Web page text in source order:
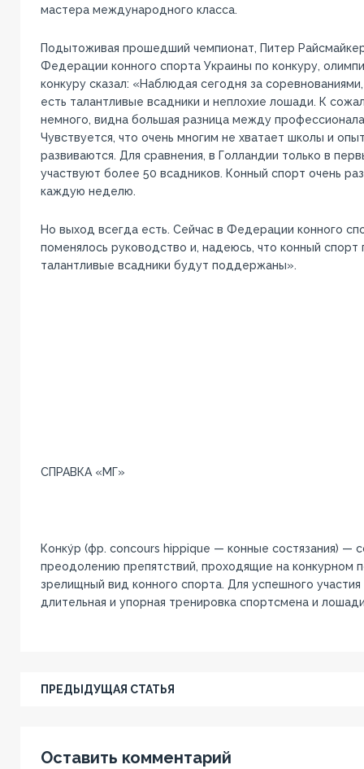
мастера международного класса.
Подытоживая прошедший чемпионат, Питер
Федерации конного спорта Украины по конкуру,
конкуру сказал: «Наблюдая сегодня за
есть талантливые всадники и неплохие лошади. К
немного, видна большая разница между
Чувствуется, что очень многим не хватает школы и
развиваются. Для сравнения, в Голландии только в
участвуют более 50 всадников. Конный спорт очень
каждую неделю.
Но выход всегда есть. Сейчас в Федерации конного
поменялось руководство и, надеюсь, что конный спорт
талантливые всадники будут поддержаны».
СПРАВКА «МГ»
Конку́р (фр. concours hippique — конные состязания) —
преодолению препятствий, проходящие на конкурном
зрелищный вид конного спорта. Для успешного
длительная и упорная тренировка спортсмена и
ПРЕДЫДУЩАЯ СТАТЬЯ
Оставить комментарий